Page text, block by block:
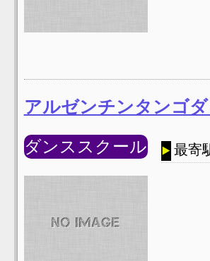
アルゼンチンタンゴ
ダンススクール 最寄